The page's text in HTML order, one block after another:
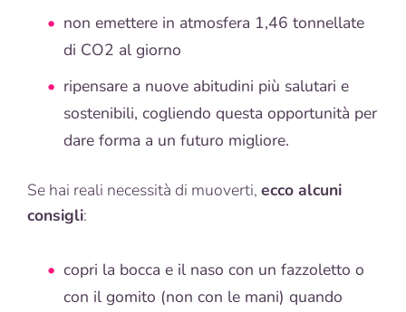
non emettere in atmosfera 1,46 tonnellate
di CO2 al giorno
ripensare a nuove abitudini più salutari e
sostenibili, cogliendo questa opportunità per
dare forma a un futuro migliore.
Se hai reali necessità di muoverti, ecco alcuni
consigli:
copri la bocca e il naso con un fazzoletto o
con il gomito (non con le mani) quando